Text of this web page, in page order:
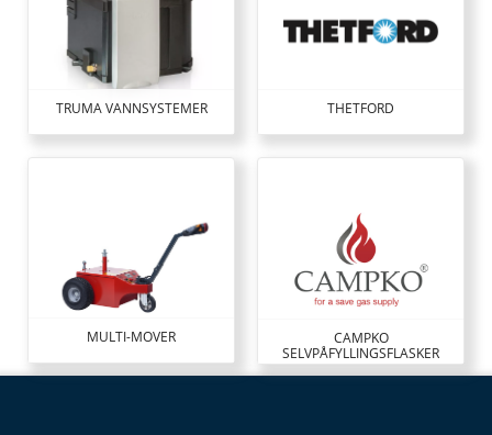
TRUMA VANNSYSTEMER THETFORD
MULTI-MOVER
CAMPKO
SELVPÅFYLLINGSFLASKER